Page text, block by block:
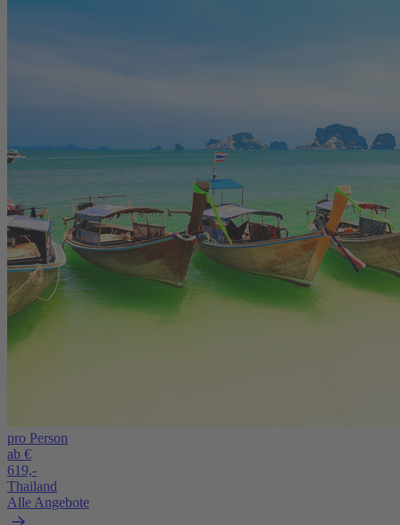
pro Person
ab €
619,-
Thailand
Alle Angebote